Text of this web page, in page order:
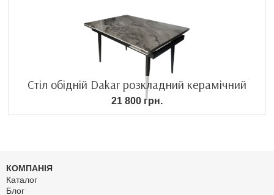
Стіл обідній Dakar розкладний керамічний
21 800 грн.
КОМПАНІЯ
Каталог
Блог